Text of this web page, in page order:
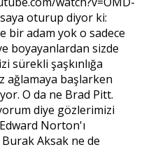
oturup diyor ki:
bir adam yok o sadece
boyayanlardan sizde
sürekli şaşkınlığa
ağlamaya başlarken
O da ne Brad Pitt.
diye gözlerimizi
Norton'ı
Aksak ne de